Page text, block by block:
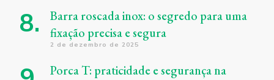
Barra roscada inox: o segredo para uma
fixação precisa e segura
2 de dezembro de 2025
Porca T: praticidade e segurança na